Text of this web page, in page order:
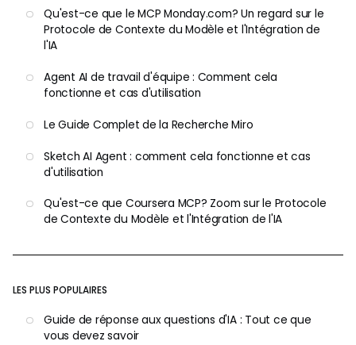
Qu'est-ce que le MCP Monday.com? Un regard sur le
Protocole de Contexte du Modèle et l'Intégration de
l'IA
Agent AI de travail d'équipe : Comment cela
fonctionne et cas d'utilisation
Le Guide Complet de la Recherche Miro
Sketch AI Agent : comment cela fonctionne et cas
d'utilisation
Qu'est-ce que Coursera MCP? Zoom sur le Protocole
de Contexte du Modèle et l'Intégration de l'IA
LES PLUS POPULAIRES
Guide de réponse aux questions d'IA : Tout ce que
vous devez savoir